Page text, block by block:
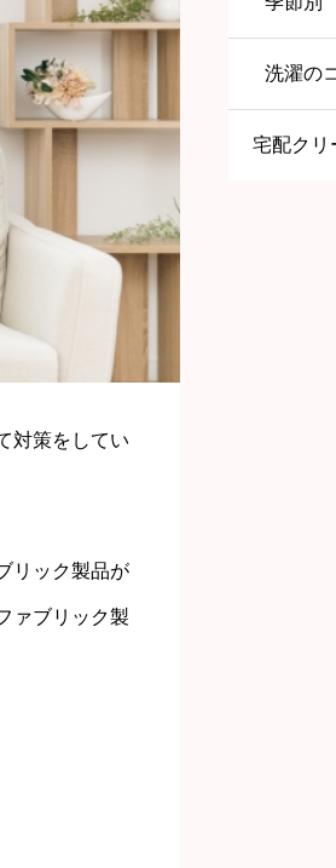
対策をしてい
リック製品が
ァブリック製
洗濯の
宅配クリ